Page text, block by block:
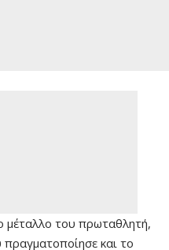
μέταλλο του πρωταθλητή,
και το